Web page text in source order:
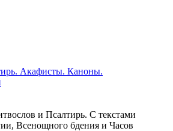
Акафисты. Каноны.
и Псалтирь. С текстами
Всенощного бдения и Часов